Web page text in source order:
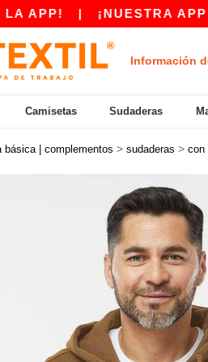
|¡NUESTRA APP YA
Información
Camisetas Sudaderas
básica | complementos > sudaderas > con